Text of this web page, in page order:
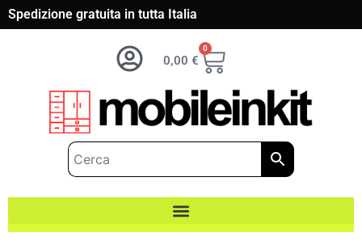
Spedizione gratuita in tutta Italia
0,00 €
0